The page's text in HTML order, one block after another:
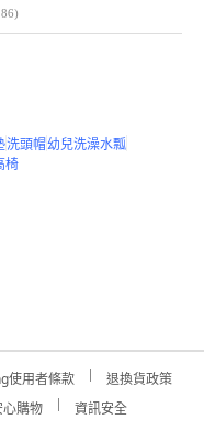
)
洗頭帽幼兒洗澡水瓢
椅
使用者條款
退換貨政策
心購物
資訊安全